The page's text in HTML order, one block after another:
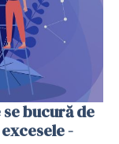
bucură de
-